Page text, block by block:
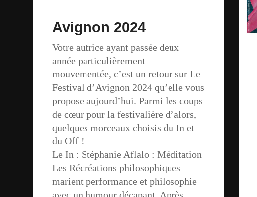
Avignon 2024
Votre autrice ayant passée deux
année particulièrement
mouvementée, c’est un retour sur Le
Festival d’Avignon 2024 qu’elle vous
propose aujourd’hui. Parmi les coups
de cœur pour la festivalière d’alors,
quelques morceaux choisis du In et
du Off !
Le In : Stéphanie Aflalo : Méditation
Les Récréations philosophiques
marient performance et philosophie
avec un humour décapant. Après